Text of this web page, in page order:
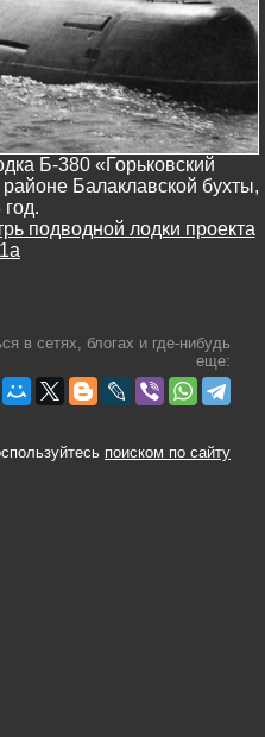
Б-380 «Горьковский
Балаклавской бухты,
год.
подводной лодки проекта
в сетях, блогах и где-нибудь
еще:
поиском по сайту